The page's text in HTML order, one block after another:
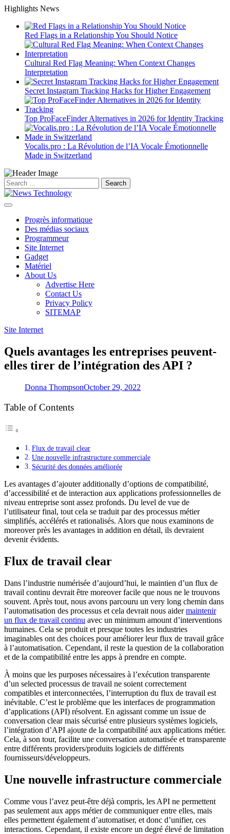
Skip
content
Highlights News
Red Flags in a Relationship You Should Notice
Cultural Red Flag Meaning: When Context Changes
Interpretation
Secret Instagram Tracking Hacks for Higher Engagement
Top ProFaceFinder Alternatives in 2026 for Identity Tracking
Vocalis.pro : La Révolution de l’IA Vocale Émotionnelle
Made in Switzerland
Search
for:
Progrès informatique
Des médias sociaux
Programmeur
Site Internet
Gadget
Matériel
About Us
Advertise Here
Contact Us
Privacy Policy
SITEMAP
Site Internet
Quels avantages les entreprises peuvent-
elles tirer de l’intégration des API ?
Donna ThompsonOctober 29, 2022
Table of Contents
Flux de travail clear
Une nouvelle infrastructure commerciale
Sécurité des données améliorée
Les avantages d’ajouter additionally d’options de compatibilité,
d’accessibilité et de interaction aux applications professionnelles de
niveau entreprise sont assez profonds. Du level de vue de
l’utilisateur final, tout cela se traduit par des processus métier
simplifiés, accélérés et rationalisés. Alors que nous examinons de
moreover près les avantages in addition en détail, ils devraient
devenir évidents.
Flux de travail clear
Dans l’industrie numérisée d’aujourd’hui, le maintien d’un flux de
travail continu devrait être moreover facile que nous ne le trouvons
souvent. Après tout, nous avons parcouru un very long chemin dans
l’automatisation des processus et cela devrait nous aidermaintenir
un flux de travail continu avec un minimum amount d’interventions
humaines. Cela se produit et presque toutes les industries
imaginables ont des choices pour améliorer leur flux de travail grâce
à l’automatisation. Cependant, il reste la question de la collaboration
et de la compatibilité entre les apps à prendre en compte.
À moins que les purposes nécessaires à l’exécution transparente
d’un selected processus de travail ne soient correctement
compatibles et interconnectées, l’interruption du flux de travail est
inévitable. C’est le problème que les interfaces de programmation
d’applications (API) résolvent. En agissant comme un issue de
conversation clear mais sécurisé entre plusieurs systèmes logiciels,
l’intégration d’API ajoute de la compatibilité aux applications métier.
Cela, à son tour, facilite une conversation automatisée et transparente
entre différents providers/produits logiciels de différents
fournisseurs/développeurs.
Une nouvelle infrastructure commerciale
Comme vous l’avez peut-être déjà compris, les API ne permettent
pas seulement aux apps métier de communiquer entre elles, mais
elles permettent également d’automatiser, et donc d’unifier, ces
interactions. Cependant, il existe encore un degré élevé de limitation